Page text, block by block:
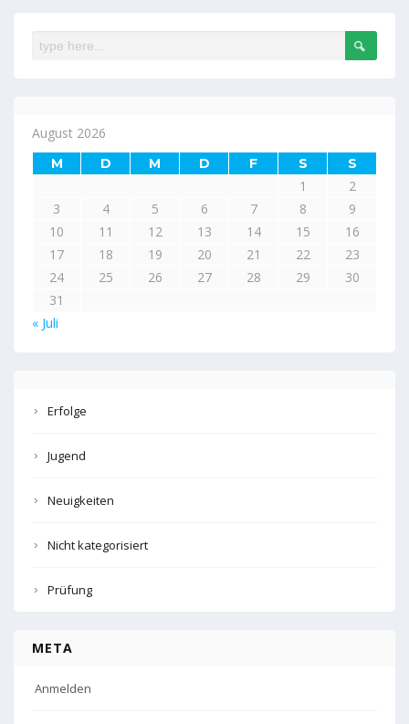
August 2026
M D M D F S S
1
2
3
4 5 6 7 8
9
10
11 12 13 14 15
16
17
18 19 20 21 22
23
24
25 26 27 28 29
30
31
« Juli
Erfolge
Jugend
Neuigkeiten
Nicht kategorisiert
Prüfung
META
Anmelden